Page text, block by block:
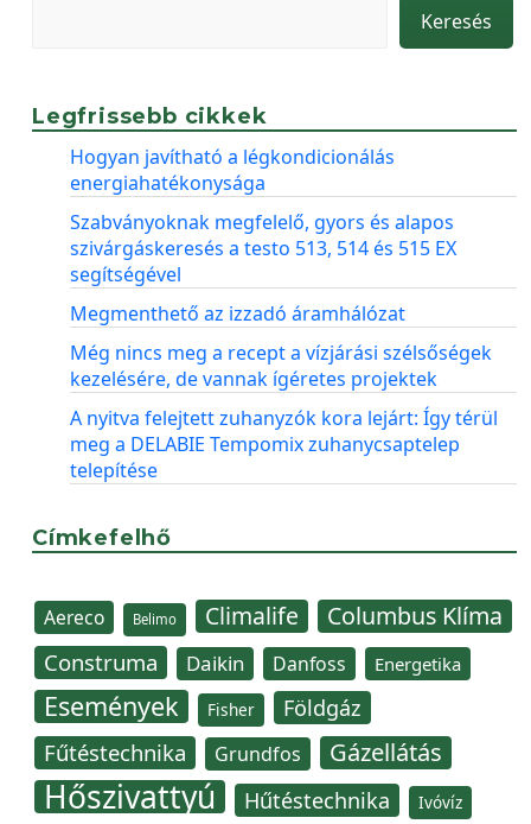
Keresés
Legfrissebb cikkek
Hogyan javítható a légkondicionálás
energiahatékonysága
Szabványoknak megfelelő, gyors és alapos
szivárgáskeresés a testo 513, 514 és 515 EX
segítségével
Megmenthető az izzadó áramhálózat
Még nincs meg a recept a vízjárási szélsőségek
kezelésére, de vannak ígéretes projektek
A nyitva felejtett zuhanyzók kora lejárt: Így térül
meg a DELABIE Tempomix zuhanycsaptelep
telepítése
Címkefelhő
Aereco Belimo Climalife Columbus Klíma
Construma Daikin Danfoss Energetika
Események Fisher Földgáz
Fűtéstechnika Grundfos Gázellátás
Hőszivattyú Hűtéstechnika Ivóvíz